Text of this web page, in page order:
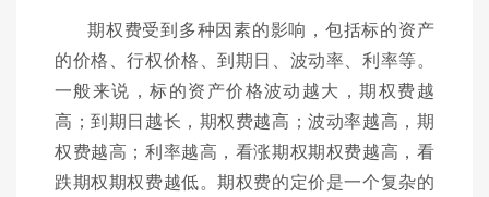
期权费受到多种因素的影响，包括标的资产
的价格、行权价格、到期日、波动率、利率等。
一般来说，标的资产价格波动越大，期权费越
高；到期日越长，期权费越高；波动率越高，期
权费越高；利率越高，看涨期权期权费越高，看
跌期权期权费越低。期权费的定价是一个复杂的